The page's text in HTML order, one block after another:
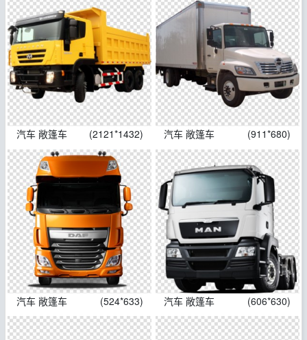
汽车 敞篷车 (2121*1432) 汽车 敞篷车 (911*680)
汽车 敞篷车 (524*633) 汽车 敞篷车 (606*630)